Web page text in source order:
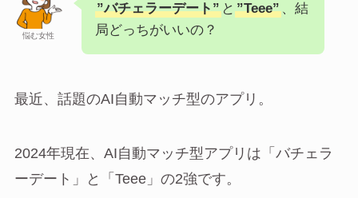
悩む女性
”バチェラーデート”と ”Teee”、結
局どっちがいいの？
最近、話題のAI自動マッチ型のアプリ。
2024年現在、AI自動マッチ型アプリは「バチェラ
ーデート」と「Teee」の2強です。